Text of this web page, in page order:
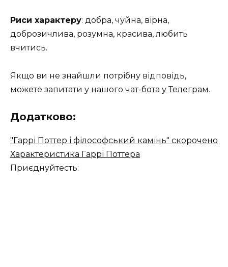
Риси характеру: добра, чуйна, вірна,
доброзичлива, розумна, красива, любить
вчитись.
Якщо ви не знайшли потрібну відповідь,
можете запитати у нашого чат-бота у Телеграм.
Додатково:
"Гаррі Поттер і філософський камінь" скорочено
Характеристика Гаррі Поттера
Приєднуйтесть: